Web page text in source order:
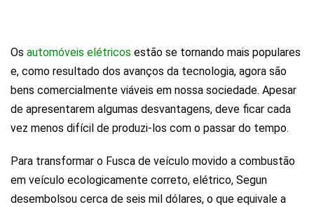
Os automóveis elétricos estão se tornando mais populares
e, como resultado dos avanços da tecnologia, agora são
bens comercialmente viáveis em nossa sociedade. Apesar
de apresentarem algumas desvantagens, deve ficar cada
vez menos difícil de produzi-los com o passar do tempo.
Para transformar o Fusca de veículo movido a combustão
em veículo ecologicamente correto, elétrico, Segun
desembolsou cerca de seis mil dólares, o que equivale a